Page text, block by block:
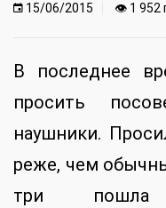
15/06/2015 👁 1 952
В последнее
просить
наушники.
реже, чем
три пошла